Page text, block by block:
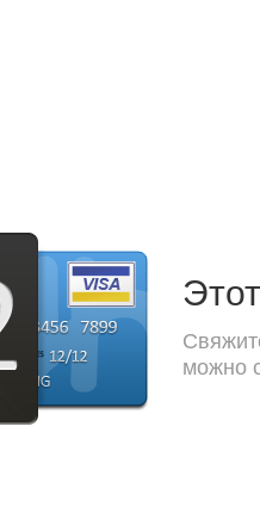
можно